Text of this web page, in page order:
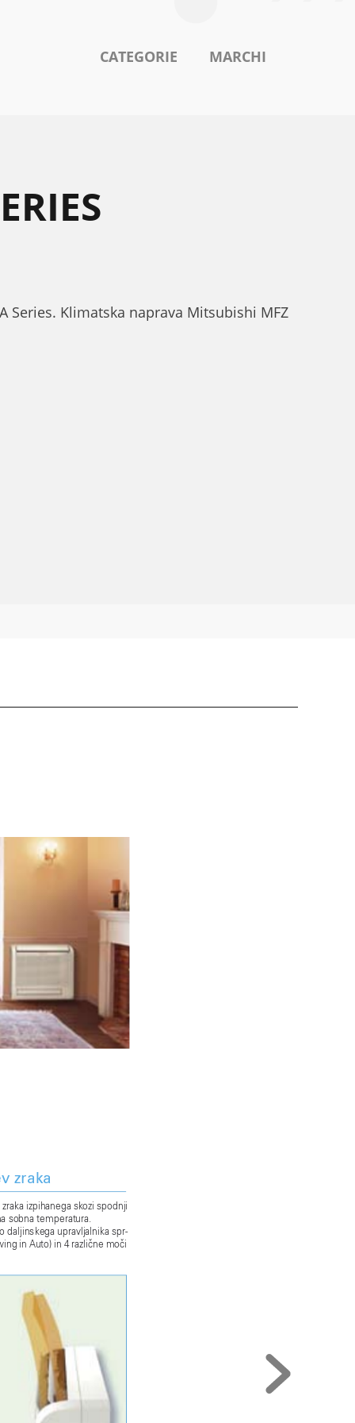
CATEGORIE MARCHI
Series. Klimatska naprava Mitsubishi MFZ
zraka
zraka izpihanega skozi spodnji
sobna temperatura.
daljinskega upravljalnika spr-
in Auto) in 4 razliène moèi